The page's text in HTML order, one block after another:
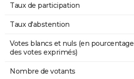
Taux de participation
Taux d'abstention
Votes blancs et nuls (en pourcentage
des votes exprimés)
Nombre de votants